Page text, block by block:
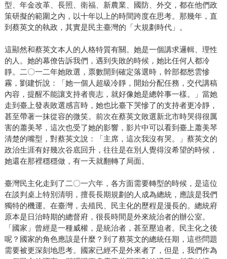
型、年金改革、長照、衛福、新農業、國防、外交，都在他們政
策研擬的範圍之內，以十年以上的時間跨度在思考。那幾年，直
到蔡英文的執政，其實是民主臺灣的「大規劃時代」。
這顯然和蔡英文本人的人格特質有關。她是一個講求邏輯、理性
的人。她的幕僚告訴我們，遇到失敗的時候，她比任何人都冷
靜。二〇一二年她敗選，票數開到確定落選時，幹部都愁雲慘
霧，劉建忻說：「她一個人超級冷靜，開始分配任務，交代講稿
內容，提醒不能讓支持者喪志，就好像她是總幹事一樣。」當她
走到臺上發表敗選感言時，她也比臺下哭慘了的支持者更冷靜，
甚至帶著一抹從容的微笑。前次在蔡英文敗選新北市時哭得很厲
害的蕭美琴，這次也受了她的影響，影片中可以看到臺上蕭美琴
清楚的嘴型，對蔡英文說：「主席，這次我沒有哭。」蔡英文的
政治生涯有好幾次谷底回升，往往是在別人覺得沒希望的時候，
她還在那裡穩穩做，有一天就翻轉了局面。
臺灣民主化走到了二〇一六年，各方面需要轉型的時候，是這位
在談判桌上特別清明，擅長長期規劃的人成為總統，應該是我們
獨特的機運。在臺灣，去殖民、民主化的歷程是漫長的。總統府
原本是日治時期的總督府，很長時間是外來統治者的辦公室。
「國家」曾經是一種威權，是統治者，甚至壓迫者。民主化之後
呢？國家的角色應該是什麼？到了蔡英文的總統任期，這些問題
需要被更深刻地思考。國家已經不是外來者了，但是，我們作為